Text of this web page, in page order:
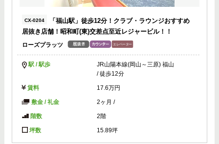
CX-0204
「福山駅」徒歩12分！クラブ・ラウンジおすすめ
居抜き店舗！昭和町(東)交差点至近レジャービル！！
ローズプラッツ
駅 / 駅歩
JR山陽本線(岡山～三原) 福山
/ 徒歩12分
賃料 17.6万円
敷金 / 礼金 2ヶ月 /
階数 2階
坪数 15.89坪